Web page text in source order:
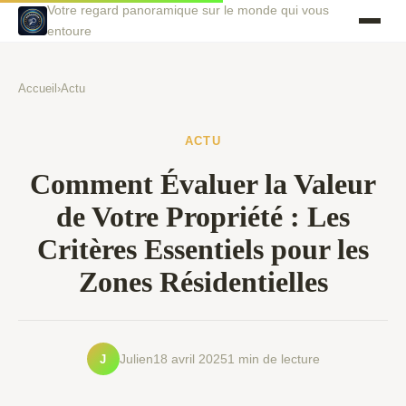
Votre regard panoramique sur le monde qui vous
entoure
Accueil ›Actu
ACTU
Comment Évaluer la Valeur
de Votre Propriété : Les
Critères Essentiels pour les
Zones Résidentielles
J Julien18 avril 20251 min de lecture